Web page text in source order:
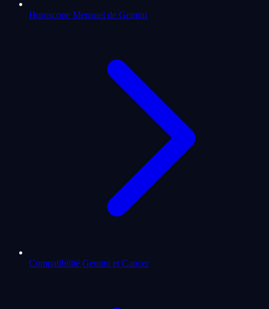
Horoscope Mensuel de Gemini
Compatibilité Gemini et Cancer